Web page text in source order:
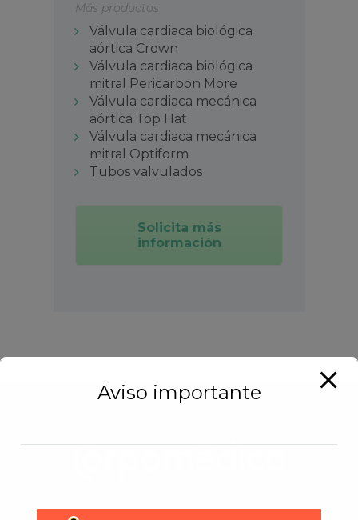
Más productos
Válvula cardiaca biológica
aórtica Crown
Válvula cardiaca biológica
mitral Pericarbon More
Válvula cardiaca mecánica
aórtica Top Hat
Válvula cardiaca mecánica
mitral Optiform
Tubos valvulados
Solicita más
información
Aviso importante